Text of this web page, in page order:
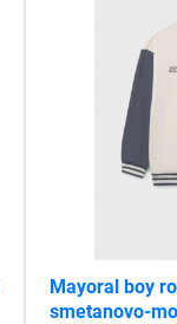
Mayoral boy
smetanovo-